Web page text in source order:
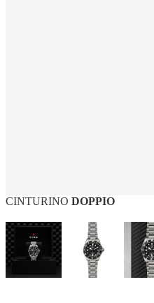
CINTURINO DOPPIO